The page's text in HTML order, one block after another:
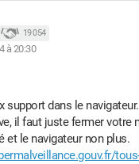
19 054
à 20:30
support dans le navigateur.
il faut juste fermer
et le navigateur non plus.